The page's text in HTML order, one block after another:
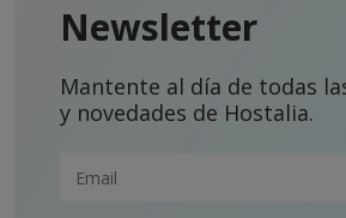
Newsletter
Mantente al día de todas
y novedades de Hostalia.